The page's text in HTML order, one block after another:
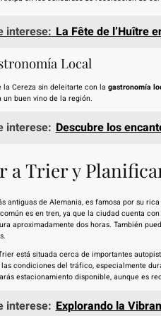
interese: La Fête de l’Huître
Local
la Cereza sin deleitarte con la gastronomía
buen vino de la región.
interese: Descubre los
a Trier y
antiguas de Alemania, es famosa por su
es en tren, ya que la ciudad cuenta
aproximadamente dos horas. También
está situada cerca de importantes
condiciones del tráfico, especialmente
estacionamiento disponible, aunque es
interese: Explorando la